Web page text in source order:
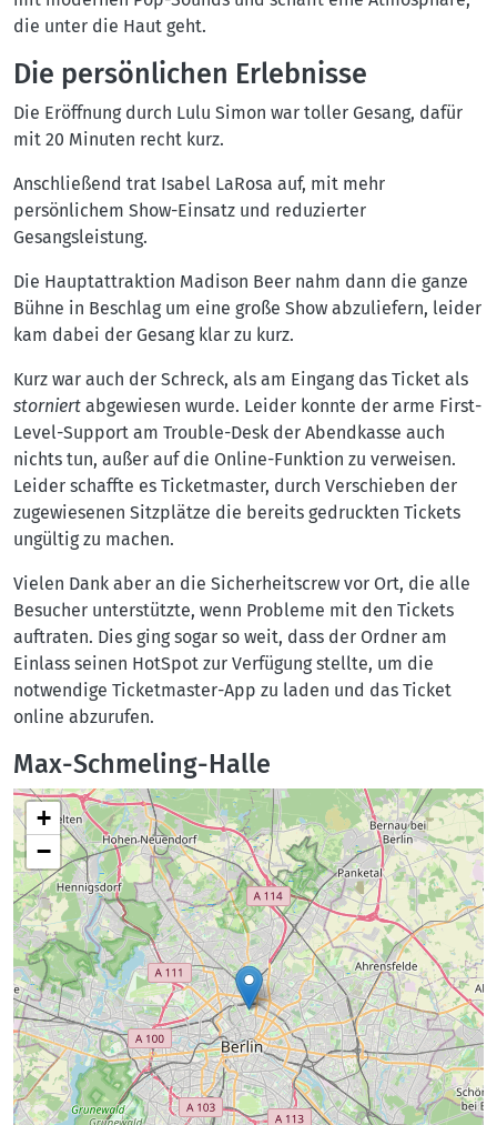
die unter die Haut geht.
Die persönlichen Erlebnisse
Die Eröffnung durch Lulu Simon war toller Gesang, dafür
mit 20 Minuten recht kurz.
Anschließend trat Isabel LaRosa auf, mit mehr
persönlichem Show-Einsatz und reduzierter
Gesangsleistung.
Die Hauptattraktion Madison Beer nahm dann die ganze
Bühne in Beschlag um eine große Show abzuliefern, leider
kam dabei der Gesang klar zu kurz.
Kurz war auch der Schreck, als am Eingang das Ticket als
storniert abgewiesen wurde. Leider konnte der arme First-
Level-Support am Trouble-Desk der Abendkasse auch
nichts tun, außer auf die Online-Funktion zu verweisen.
Leider schaffte es Ticketmaster, durch Verschieben der
zugewiesenen Sitzplätze die bereits gedruckten Tickets
ungültig zu machen.
Vielen Dank aber an die Sicherheitscrew vor Ort, die alle
Besucher unterstützte, wenn Probleme mit den Tickets
auftraten. Dies ging sogar so weit, dass der Ordner am
Einlass seinen HotSpot zur Verfügung stellte, um die
notwendige Ticketmaster-App zu laden und das Ticket
online abzurufen.
Max-Schmeling-Halle
+
−